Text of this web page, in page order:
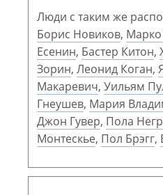
Люди с таким же
Борис Новиков, Марко
Есенин, Бастер Китон,
Зорин, Леонид Коган,
Макаревич, Уильям
Гнеушев, Мария
Джон Гувер, Пола
Монтескье, Пол Брэгг,